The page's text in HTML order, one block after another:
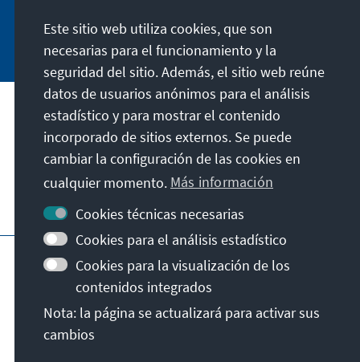
Jetzt abonnieren
Nuestra misión
Contacto
Otras ofertas de la fundación
Pie de imprenta
Condiciones de uso
Declaración sobre accesibilidad
Barriere melden
Mapa del sitio
© Konrad-Adenauer-Stiftung e.V. 2026
Este sitio web utiliza cookies, que son
necesarias para el funcionamiento y la
seguridad del sitio. Además, el sitio web reúne
datos de usuarios anónimos para el análisis
estadístico y para mostrar el contenido
incorporado de sitios externos. Se puede
cambiar la configuración de las cookies en
cualquier momento. Más información
Cookies técnicas necesarias
Cookies para el análisis estadístico
Cookies para la visualización de los
contenidos integrados
Nota: la página se actualizará para activar sus
cambios